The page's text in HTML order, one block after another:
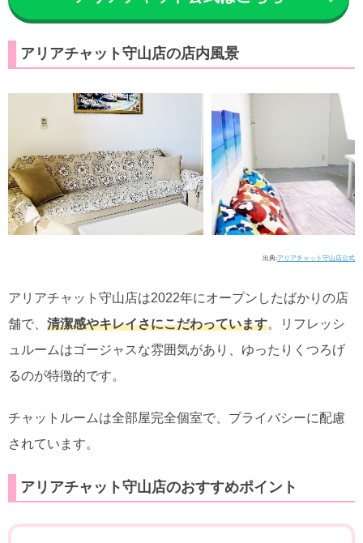
アリアチャット守山店の店内風景
出典:アリアチャット守山店公式
アリアチャット守山店は2022年にオープンしたばかりの店
舗で、 清潔感やキレイさにこだわっています。リフレッシ
ュルームはゴージャスな雰囲気があり、ゆったりくつろげ
るのが特徴的です。
チャットルームは全部屋完全個室で、プライバシーに配慮
されています。
アリアチャット守山店のおすすめポイント